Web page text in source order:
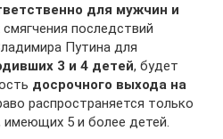
для мужчин и
последствий
Путина для
3 и 4 детей, будет
досрочного выхода на
распространяется только
имеющих 5 и более детей.